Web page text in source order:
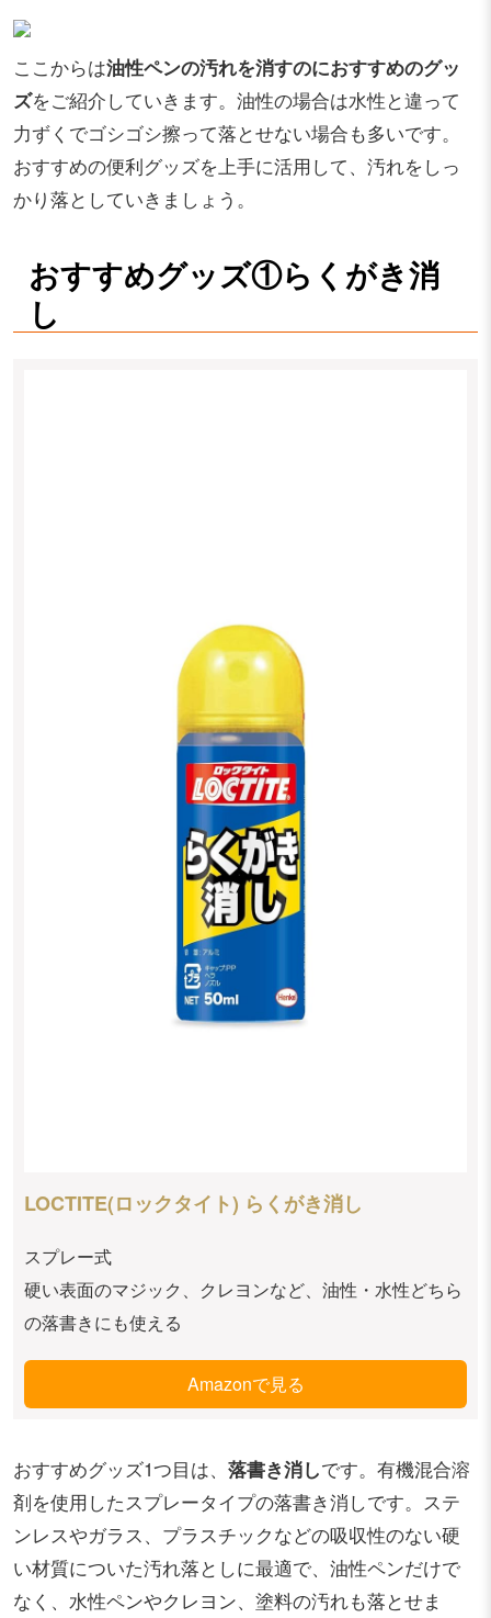
ここからは油性ペンの汚れを消すのにおすすめのグッ
ズをご紹介していきます。油性の場合は水性と違って
力ずくでゴシゴシ擦って落とせない場合も多いです。
おすすめの便利グッズを上手に活用して、汚れをしっ
かり落としていきましょう。
おすすめグッズ①らくがき消
し
LOCTITE(ロックタイト) らくがき消し
スプレー式
硬い表面のマジック、クレヨンなど、油性・水性どちら
の落書きにも使える
Amazonで見る
おすすめグッズ1つ目は、 落書き消しです。有機混合溶
剤を使用したスプレータイプの落書き消しです。ステ
ンレスやガラス、プラスチックなどの吸収性のない硬
い材質についた汚れ落としに最適で、油性ペンだけで
なく、水性ペンやクレヨン、塗料の汚れも落とせま